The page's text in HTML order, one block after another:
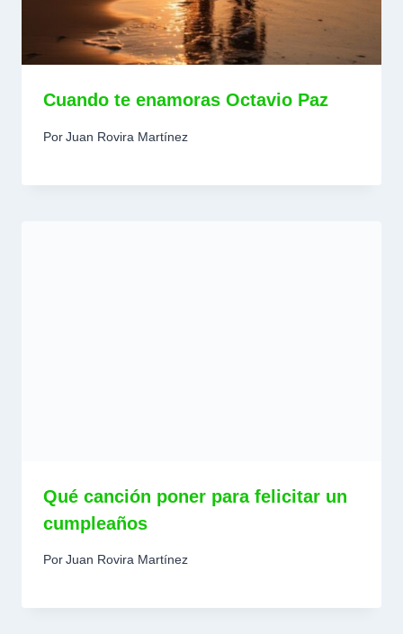
Cuando te enamoras Octavio Paz
PorJuan Rovira Martínez
Qué canción poner para felicitar un
cumpleaños
PorJuan Rovira Martínez